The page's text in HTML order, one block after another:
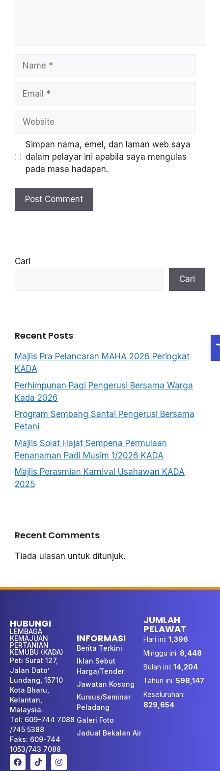
Simpan nama, emel, dan laman web saya
dalam pelayar ini apabila saya mengulas
pada masa hadapan.
Cari
Cari
Recent Posts
Majlis Pra Pelancaran MAHA 2026 Peringkat
KADA
Perhimpunan Pagi Pengerusi Bersama Warga
Kada 2026
Program Sembang Santai Pengerusi Bersama
Petani
Majlis Solat Hajat Sempena Permulaan
Penanaman Padi Musim 1/2026 KADA
Majlis Perasmian Karnival Usahawan KADA
2025
Recent Comments
Tiada ulasan untuk ditunjuk.
HUBUNGI
LEMBAGA
KEMAJUAN
PERTANIAN
KEMUBU (KADA)
Peti Surat 127,
Jalan Dato’
Lundang, 15710
Kota Bharu,
Kelantan,
Malaysia.
Tel: 609-744 7088
/745 5388
Faks: 609-744
1053/743 7088
INFORMASI
Berita Terkini
Iklan Sebut
Harga/Tender
Jawatan Kosong
Kursus/Seminar
Peladang
Galeri Foto
Jadual Bekalan Air
JUMLAH
PELAWAT
Hari ini: 1,396
Minggu ini: 8,448
Bulan ini: 14,204
Tahun ini: 598,147
Keseluruhan:
829,654